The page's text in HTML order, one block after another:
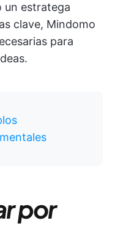
un estratega
clave, Mindomo
para
por